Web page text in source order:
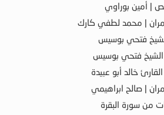
| أمين بوراوي
| محمد لطفي كارك
فتحي بوسيس
الشيخ فتحي بوسيس
خالد أبو عبيدة
| صالح ابراهيمي
من سورة البقرة